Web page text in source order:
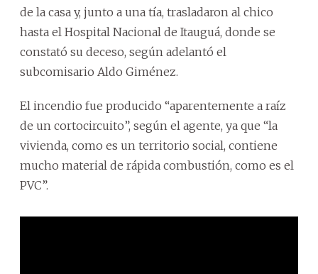
de la casa y, junto a una tía, trasladaron al chico
hasta el Hospital Nacional de Itauguá, donde se
constató su deceso, según adelantó el
subcomisario Aldo Giménez.
El incendio fue producido “aparentemente a raíz
de un cortocircuito”, según el agente, ya que “la
vivienda, como es un territorio social, contiene
mucho material de rápida combustión, como es el
PVC”.